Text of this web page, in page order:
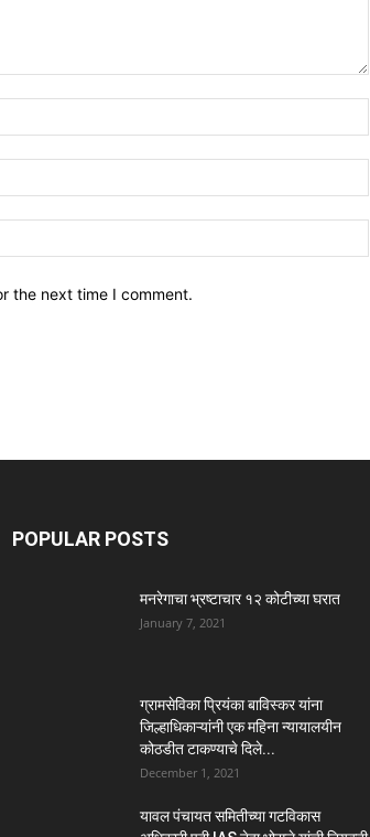
the next time I comment.
POPULAR POSTS
मनरेगाचा भ्रष्टाचार १२ कोटीच्या घरात
January 7, 2021
ग्रामसेविका प्रियंका बाविस्कर यांना
जिल्हाधिकाऱ्यांनी एक महिना न्यायालयीन
कोठडीत टाकण्याचे दिले...
December 1, 2021
यावल पंचायत समितीच्या गटविकास